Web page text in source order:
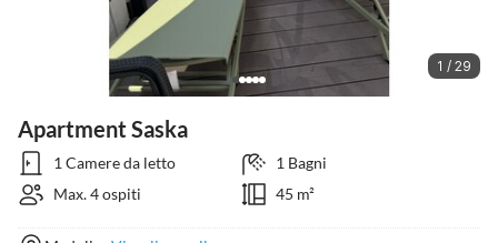
1 / 29
Apartment Saska
1 Camere da letto
1 Bagni
Max. 4 ospiti
45 m²